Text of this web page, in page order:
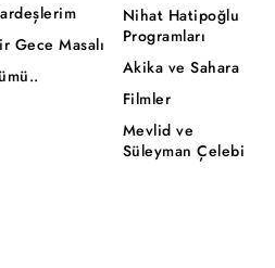
Gece Masalı
Nihat Hatipoğlu
Programları
Akika ve Sahara
Filmler
Mevlid ve
Süleyman Çelebi